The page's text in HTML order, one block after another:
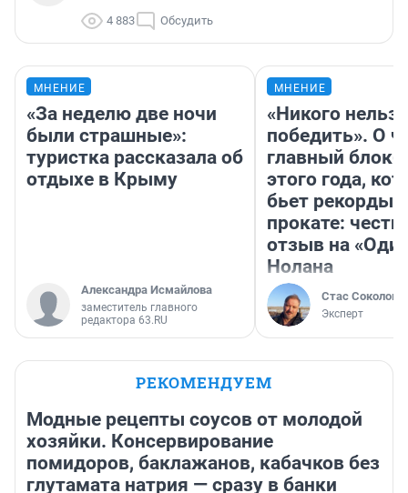
4 883 Обсудить
МНЕНИЕ
«За неделю две ночи
были страшные»:
туристка рассказала об
отдыхе в Крыму
Александра Исмайлова
заместитель главного
редактора 63.RU
МНЕНИЕ
«Никого нельзя
победить». О
главный
этого года,
бьет рекорды в
прокате:
отзыв на
Нолана
Стас Соколов
Эксперт
РЕКОМЕНДУЕМ
Модные рецепты соусов от молодой
хозяйки. Консервирование
помидоров, баклажанов, кабачков без
глутамата натрия — сразу в банки